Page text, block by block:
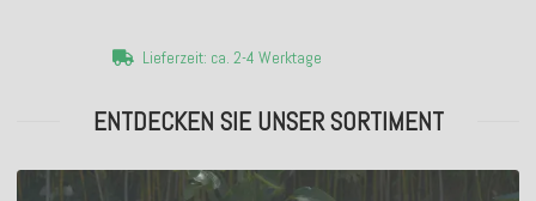
Lieferzeit: ca. 2-4 Werktage
ENTDECKEN SIE UNSER SORTIMENT